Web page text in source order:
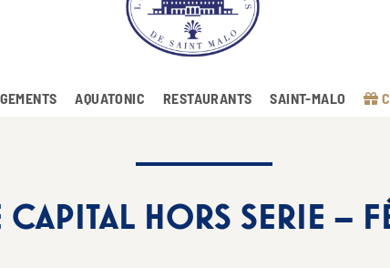
AQUATONIC RESTAURANTS SAINT-MALO
HORS SERIE –